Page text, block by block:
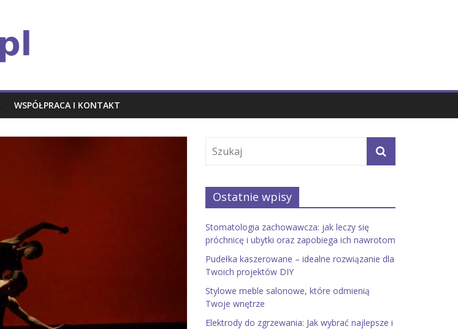
WSPÓŁPRACA I KONTAKT
Ostatnie wpisy
Stomatologia zachowawcza: jak leczy się
próchnicę i ubytki oraz zapobiega ich nawrotom
Pudełka kaszerowane – idealne rozwiązanie dla
Twoich projektów DIY
Stylowe meble salonowe, które odmienią
Twoje wnętrze
Elektrody do zgrzewania: Jak wybrać najlepsze i